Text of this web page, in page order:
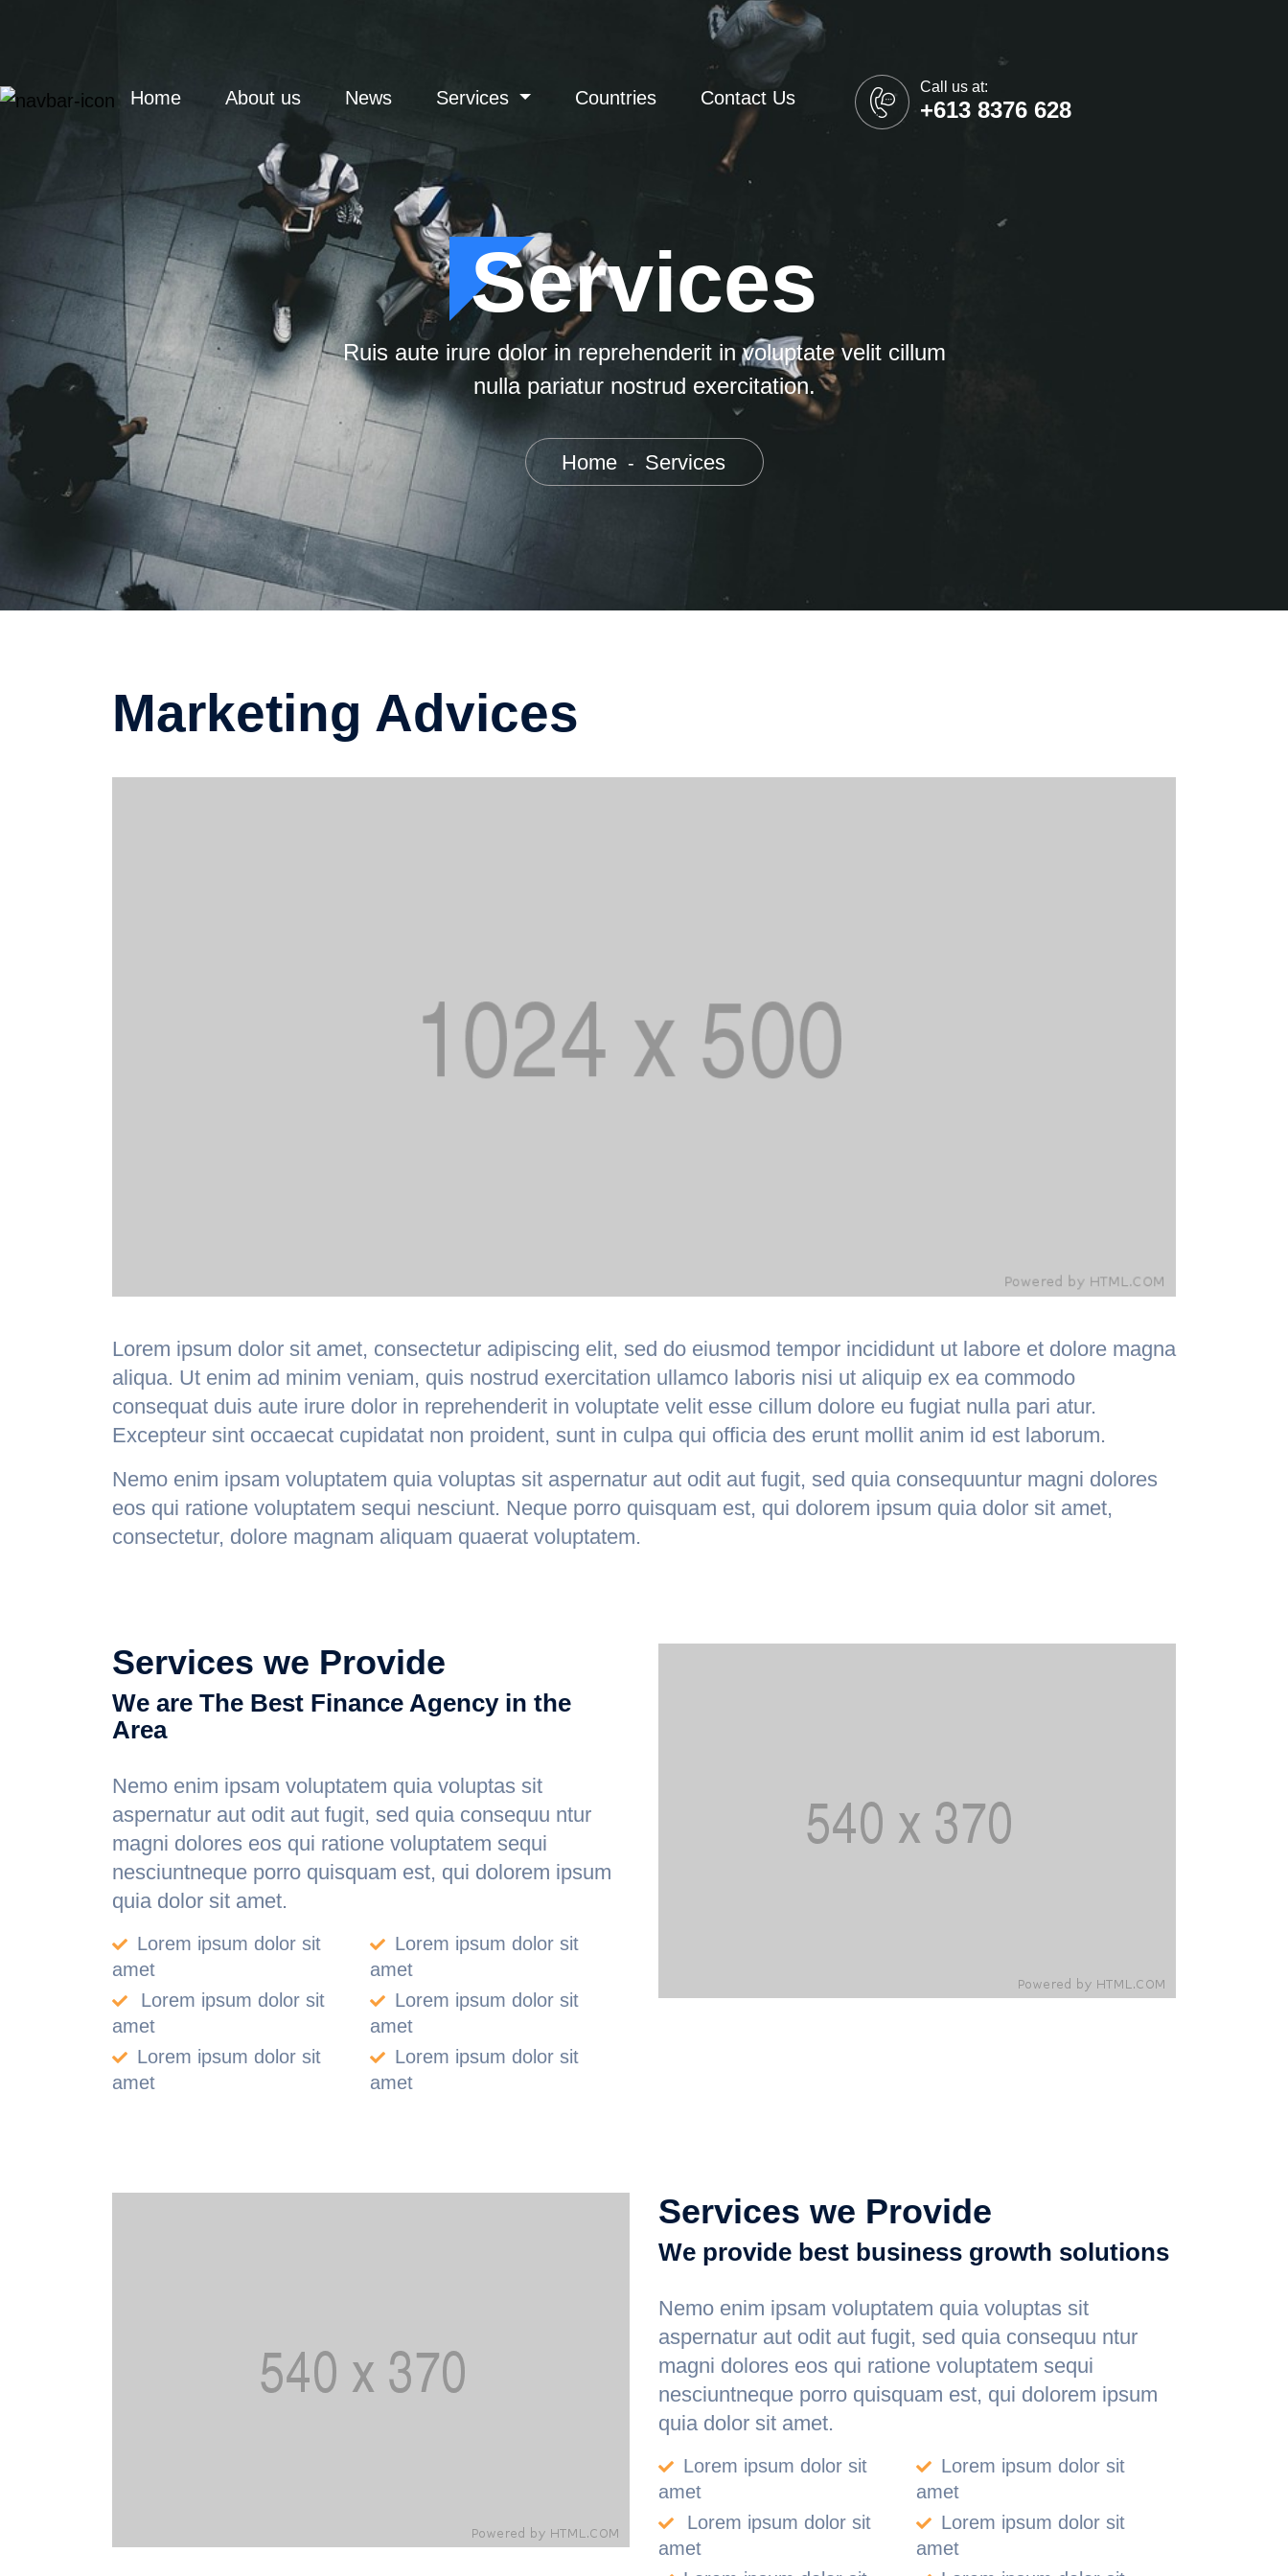
Home(current)About us News Services Countries Contact Us
Call us at:
+613 8376 628
Services
Ruis aute irure dolor in reprehenderit in voluptate velit cillum
nulla pariatur nostrud exercitation.
Home - Services
Marketing Advices
Lorem ipsum dolor sit amet, consectetur adipiscing elit, sed do eiusmod tempor incididunt ut labore et dolore magna
aliqua. Ut enim ad minim veniam, quis nostrud exercitation ullamco laboris nisi ut aliquip ex ea commodo
consequat duis aute irure dolor in reprehenderit in voluptate velit esse cillum dolore eu fugiat nulla pari atur.
Excepteur sint occaecat cupidatat non proident, sunt in culpa qui officia des erunt mollit anim id est laborum.
Nemo enim ipsam voluptatem quia voluptas sit aspernatur aut odit aut fugit, sed quia consequuntur magni dolores
eos qui ratione voluptatem sequi nesciunt. Neque porro quisquam est, qui dolorem ipsum quia dolor sit amet,
consectetur, dolore magnam aliquam quaerat voluptatem.
Services we Provide
We are The Best Finance Agency in the
Area
Nemo enim ipsam voluptatem quia voluptas sit
aspernatur aut odit aut fugit, sed quia consequu ntur
magni dolores eos qui ratione voluptatem sequi
nesciuntneque porro quisquam est, qui dolorem ipsum
quia dolor sit amet.
Lorem ipsum dolor sit
amet
Lorem ipsum dolor sit
amet
Lorem ipsum dolor sit
amet
Lorem ipsum dolor sit
amet
Lorem ipsum dolor sit
amet
Lorem ipsum dolor sit
amet
Services we Provide
We provide best business growth solutions
Nemo enim ipsam voluptatem quia voluptas sit
aspernatur aut odit aut fugit, sed quia consequu ntur
magni dolores eos qui ratione voluptatem sequi
nesciuntneque porro quisquam est, qui dolorem ipsum
quia dolor sit amet.
Lorem ipsum dolor sit
amet
Lorem ipsum dolor sit
amet
Lorem ipsum dolor sit
amet
Lorem ipsum dolor sit
amet